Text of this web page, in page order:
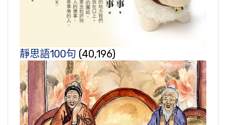
靜思語100句 (40,196)